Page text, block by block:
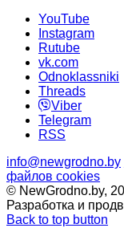
YouTube
Instagram
Rutube
vk.com
Odnoklassniki
Threads
Viber
Telegram
RSS
info@newgrodno.by
файлов cookies
© NewGrodno.by,
Разработка и
Back to top button